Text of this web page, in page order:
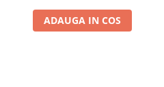
ADAUGA IN COS